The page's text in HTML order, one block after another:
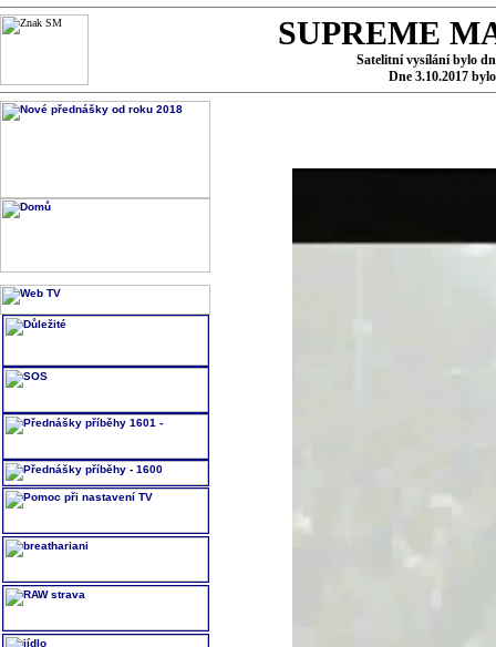
SUPREME
Satelitní vysílání bylo
Dne 3.10.2017